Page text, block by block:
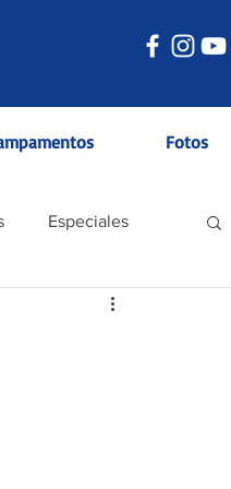
Fotos
Especiales